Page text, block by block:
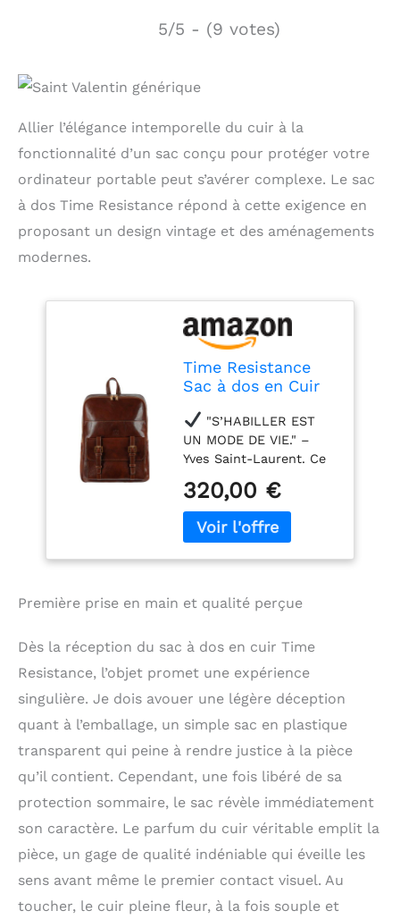
5/5 - (9 votes)
Allier l’élégance intemporelle du cuir à la
fonctionnalité d’un sac conçu pour protéger votre
ordinateur portable peut s’avérer complexe. Le sac
à dos Time Resistance répond à cette exigence en
proposant un design vintage et des aménagements
modernes.
Time Resistance
Sac à dos en Cuir
Ordinateur Portable
jusqu'à 15’’ Marron
"S’HABILLER EST
UN MODE DE VIE." –
Yves Saint-Laurent. Ce
vous donnera de
l'assurance et surtout
de la prestance.
intemporel. Chaque
dos en cuir accrocheur
vous aidera à faire
tourner les têtes et à
capter les compliments
pour vous sentir plus
INVESTISSEZ DANS LA
QUALITÉ - le sac en
cuir est fabriqué à la
utilisant des secrets
artisanaux transmis de
génération en
laiton, doublure
320,00 €
Première prise en main et qualité perçue
Dès la réception du sac à dos en cuir Time
Resistance, l’objet promet une expérience
singulière. Je dois avouer une légère déception
quant à l’emballage, un simple sac en plastique
transparent qui peine à rendre justice à la pièce
qu’il contient. Cependant, une fois libéré de sa
protection sommaire, le sac révèle immédiatement
son caractère. Le parfum du cuir véritable emplit la
pièce, un gage de qualité indéniable qui éveille les
sens avant même le premier contact visuel. Au
toucher, le cuir pleine fleur, à la fois souple et